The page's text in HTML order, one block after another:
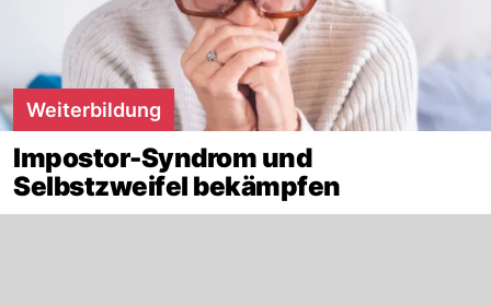
Weiterbildung
Impostor-Syndrom und
Selbstzweifel bekämpfen